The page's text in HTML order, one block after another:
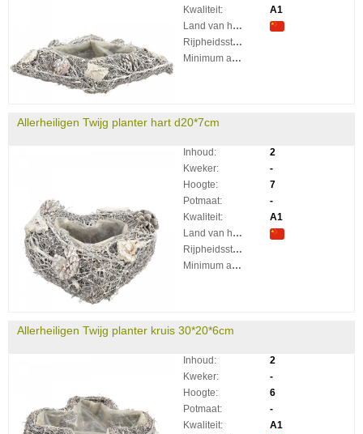
Kwaliteit:
A1
Land van herkomst:
Rijpheidsstadium:
Minimum aantal takken per plant:
Allerheiligen Twijg planter hart d20*7cm
Inhoud:
2
Kweker:
-
Hoogte:
7
Potmaat:
-
Kwaliteit:
A1
Land van herkomst:
Rijpheidsstadium:
Minimum aantal takken per plant:
Allerheiligen Twijg planter kruis 30*20*6cm
Inhoud:
2
Kweker:
-
Hoogte:
6
Potmaat:
-
Kwaliteit:
A1